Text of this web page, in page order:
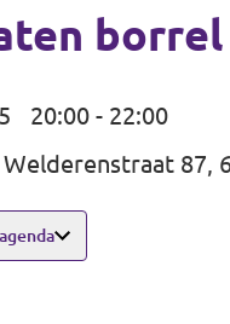
20:00 - 22:00
87,